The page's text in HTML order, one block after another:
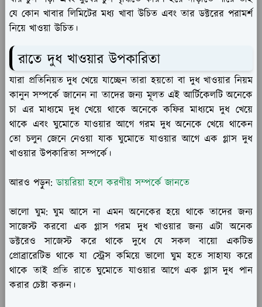
যে কোন খাবার লিমিটের মধ্য খাবা উচিত এবং তার ডক্টরের পরামর্শ
নিয়ে খাওয়া উচিত।
রাতে দুধ খাওয়ার উপকারিতা
যারা প্রতিনিয়ত দুধ খেয়ে যাচ্ছেন তারা হয়তো বা দুধ খাওয়ার নিয়ম
কানুন সম্পর্কে জানেন না তাদের জন্য মূলত এই আর্টিকেলটি অনেকে
চা এর মাধ্যমে দুধ খেয়ে থাকে অনেকে কফির মাধ্যমে দুধ খেয়ে
থাকে এবং ঘুমোতে যাওয়ার আগে গরম দুধ অনেকে খেয়ে থাকেন
তো চলুন জেনে নেওয়া যাক ঘুমোতে যাওয়ার আগে এক গ্লাস দুধ
খাওয়ার উপকারিতা সম্পর্কে।
আরও পড়ুন:ডায়রিয়া হলে করণীয় সম্পর্কে জানতে
ভালো ঘুম: ঘুম আসে না এমন অনেকের হয়ে থাকে তাদের জন্য
সাজেস্ট করবো এক গ্লাস গরম দুধ খাওয়ার জন্য এটা অনেক
ডক্টরেও সাজেস্ট করে থাকে দুধে যে সকল বায়ো একটিভ
প্রোব্রারেটিভ থাকে যা স্ট্রেস কমিয়ে ভালো ঘুম হতে সাহায্য করে
থাকে তাই প্রতি রাতে ঘুমোতে যাওয়ার আগে এক গ্লাস দুধ পান
করার চেষ্টা করুন।